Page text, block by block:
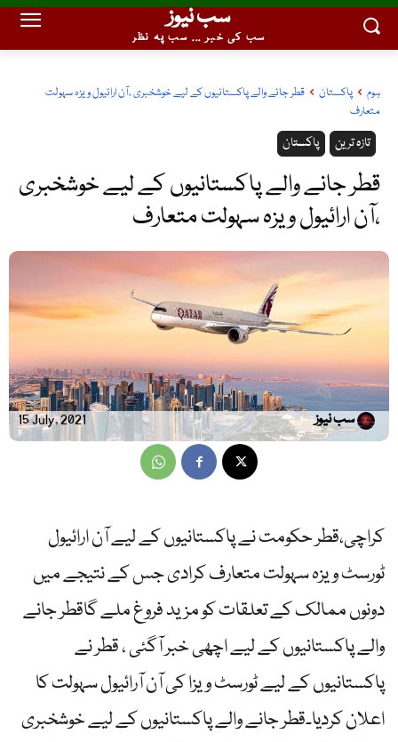
سب نیوز
سب کی خبر ... سب پہ نظر
ہوم پاکستان
قطر جانے والے پاکستانیوں کے لیے خوشخبری ،آن ارائیول ویزہ سہولت
متعارف
پاکستان تازہ ترین
قطر جانے والے پاکستانیوں کے لیے خوشخبری
،آن ارائیول ویزہ سہولت متعارف
15 July, 2021 سب نیوز
کراچی،قطر حکومت نے پاکستانیوں کے لیے آن ارائیول
ٹورسٹ ویزہ سہولت متعارف کرادی جس کے نتیجے میں
دونوں ممالک کے تعلقات کو مزید فروغ ملے گاقطر جانے
والے پاکستانیوں کے لیے اچھی خبر آگئی ، قطر نے
پاکستانیوں کے لیے ٹورسٹ ویزا کی آن آرائیول سہولت کا
اعلان کردیا۔قطر جانے والے پاکستانیوں کے لیے خوشخبری